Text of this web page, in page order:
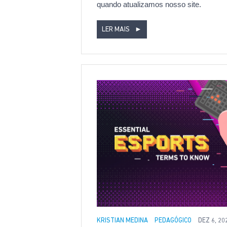
quando atualizamos nosso site.
LER MAIS ►
KRISTIAN MEDINA PEDAGÓGICO DEZ 6,